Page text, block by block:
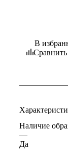
В
Сравнить
Наличие
—
Да